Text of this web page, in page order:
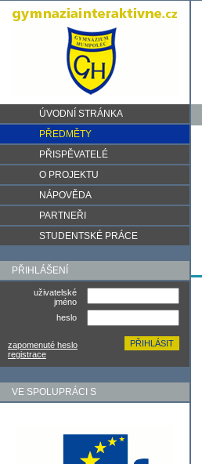
ÚVODNÍ STRÁNKA
PŘEDMĚTY
PŘISPĚVATELÉ
O PROJEKTU
NÁPOVĚDA
PARTNEŘI
STUDENTSKÉ PRÁCE
PŘIHLÁŠENÍ
uživatelské
jméno
heslo
zapomenuté heslo
registrace
VE SPOLUPRÁCI S